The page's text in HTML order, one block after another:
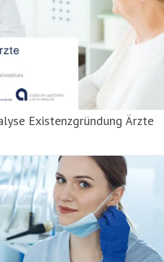
Existenzgründung Ärzte